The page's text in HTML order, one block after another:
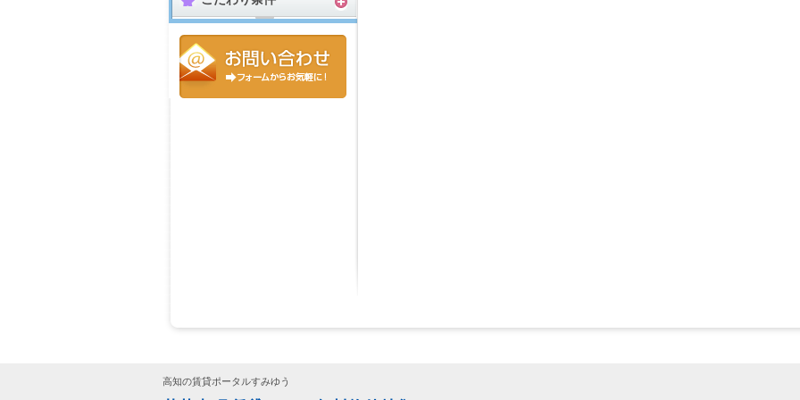
高知の賃貸ポータルすみゆう